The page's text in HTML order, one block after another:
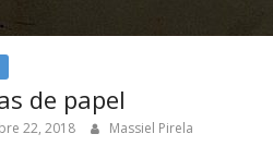
de papel
22, 2018 Massiel Pirela